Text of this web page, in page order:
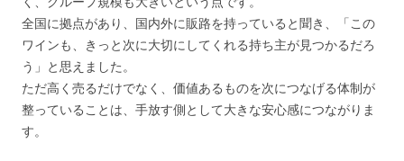
全国に拠点があり、国内外に販路を持っていると聞き、「この
ワインも、きっと次に大切にしてくれる持ち主が見つかるだろ
う」と思えました。
ただ高く売るだけでなく、価値あるものを次につなげる体制が
整っていることは、手放す側として大きな安心感につながりま
す。